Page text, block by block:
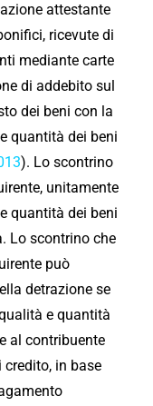
attestante
ricevute di
mediante carte
di addebito sul
dei beni con la
quantità dei beni
). Lo scontrino
unitamente
quantità dei beni
Lo scontrino che
può
detrazione se
e quantità
al contribuente
in base